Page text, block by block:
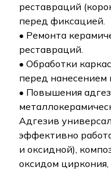
реставраций
перед фиксацией.
• Ремонта
реставраций.
• Обработки
перед
• Повышения
Адгезив
эффективно
и оксидной),
оксидом